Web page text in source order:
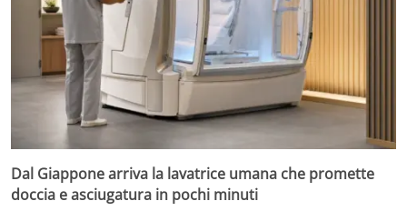
Dal Giappone arriva la lavatrice umana che promette
doccia e asciugatura in pochi minuti